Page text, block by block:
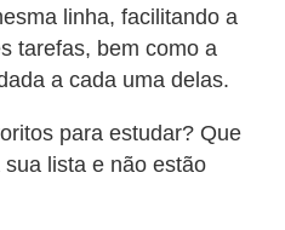
linha, facilitando a
tarefas, bem como a
a cada uma delas.
para estudar? Que
lista e não estão